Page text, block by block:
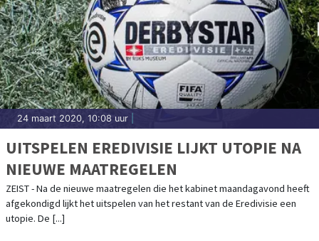
24 maart 2020, 10:08 uur
UITSPELEN EREDIVISIE LIJKT UTOPIE NA
NIEUWE MAATREGELEN
ZEIST - Na de nieuwe maatregelen die het kabinet maandagavond heeft
afgekondigd lijkt het uitspelen van het restant van de Eredivisie een
utopie. De [...]